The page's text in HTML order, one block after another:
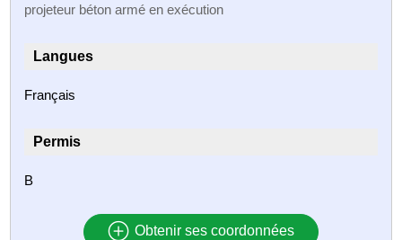
projeteur béton armé en exécution
Langues
Français
Permis
B
Obtenir ses coordonnées